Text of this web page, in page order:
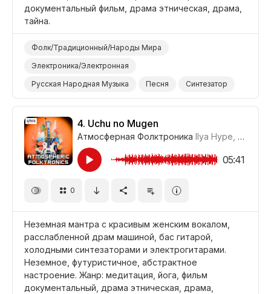
документальный фильм, драма этническая, драма,
тайна.
Фолк/Традиционный/Народы Мира
Электроника/Электронная
Русская Народная Музыка
Песня
Синтезатор
Колокол/Перезвон/Чаймс
Таинственный
Темный/Мрачный
Драма Этническая
Драма Тайна
Драма Документальный Фильм
4. Uchu no Mugen
Атмосферная Фолктроника Ilya Hype Где-то
05:41
0
Неземная мантра с красивым женским вокалом,
расслабленной драм машиной, бас гитарой,
холодными синтезаторами и электрогитарами.
Неземное, футуристичное, абстрактное
настроение. Жанр: медитация, йога, фильм
документальный, драма этническая, драма,